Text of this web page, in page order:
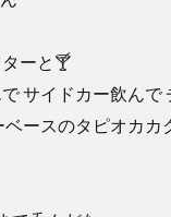
ーと🍸
サイドカー飲んで
ベースのタピオカカ